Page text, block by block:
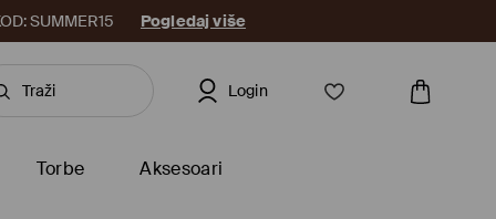
SUMMER15 Pogledaj više
Login
Torbe Aksesoari